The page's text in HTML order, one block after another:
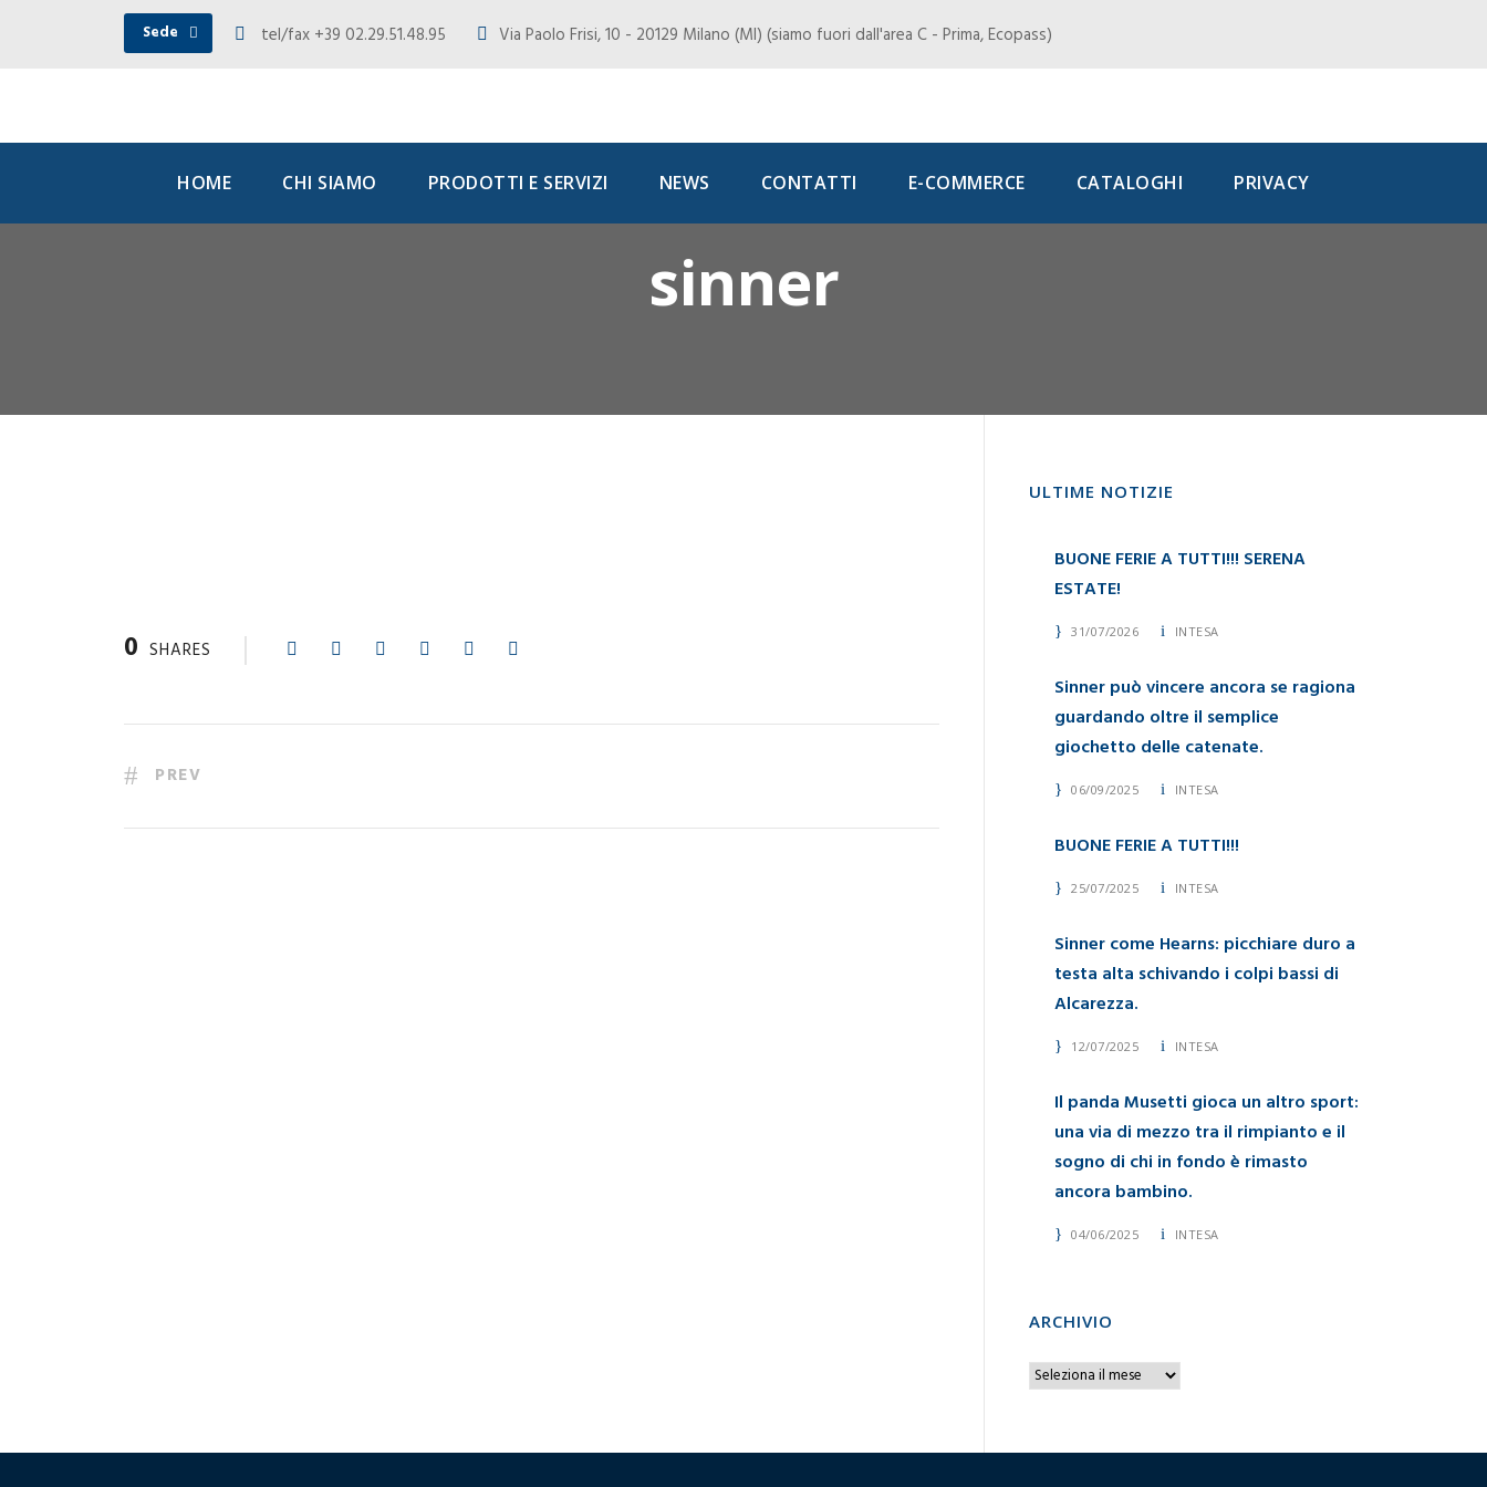
Sede tel/fax +39 02.29.51.48.95 Via Paolo Frisi, 10 - 20129 Milano (MI) (siamo fuori dall'area C - Prima, Ecopass)
HOME CHI SIAMO PRODOTTI E SERVIZI NEWS CONTATTI E-COMMERCE CATALOGHI PRIVACY
sinner
0 SHARES
PREV
ULTIME NOTIZIE
BUONE FERIE A TUTTI!!! SERENA
ESTATE!
31/07/2026 INTESA
Sinner può vincere ancora se ragiona
guardando oltre il semplice
giochetto delle catenate.
06/09/2025 INTESA
BUONE FERIE A TUTTI!!!
25/07/2025 INTESA
Sinner come Hearns: picchiare duro a
testa alta schivando i colpi bassi di
Alcarezza.
12/07/2025 INTESA
Il panda Musetti gioca un altro sport:
una via di mezzo tra il rimpianto e il
sogno di chi in fondo è rimasto
ancora bambino.
04/06/2025 INTESA
ARCHIVIO
A